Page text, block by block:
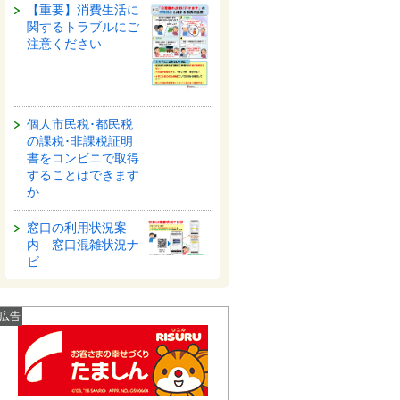
【重要】消費生活に
関するトラブルにご
注意ください
個人市民税･都民税
の課税･非課税証明
書をコンビニで取得
することはできます
か
窓口の利用状況案
内 窓口混雑状況ナ
ビ
広告